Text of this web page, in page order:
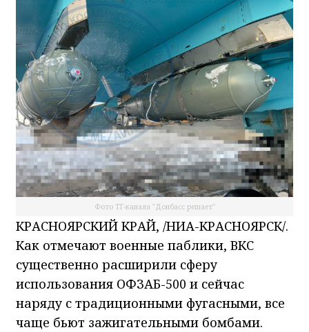
Фото ТГ-канала "Донбасс решает"
КРАСНОЯРСКИЙ КРАЙ, /НИА-КРАСНОЯРСК/.
Как отмечают военные паблики, ВКС
существенно расширили сферу
использования ОФЗАБ-500 и сейчас
наряду с традиционными фугасными, все
чаще бьют зажигательными бомбами.